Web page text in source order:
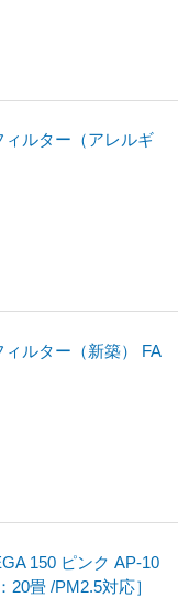
ルター（アレルギ
ルター（新築） FA
150 ピンク AP-10
20畳 /PM2.5対応］